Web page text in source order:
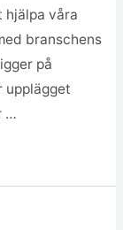
hjälpa våra
branschens
på
upplägget
…